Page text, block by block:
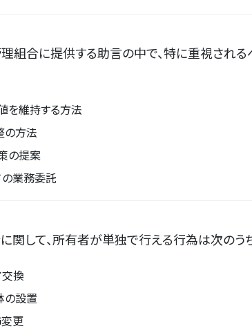
組合に提供する助言の中で、特に重視され
を維持する方法
の方法
の提案
業務委託
関して、所有者が単独で行える行為は次のう
換
の設置
更